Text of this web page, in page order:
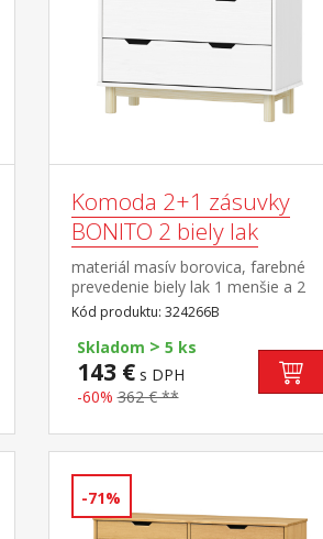
Komoda 2+1 zásuvky
BONITO 2 biely lak
materiál masív borovica, farebné
prevedenie biely lak 1 menšie a 2
väčšie zásuvky s kovovými
pojazdmi
Kód produktu: 324266B
Skladom > 5 ks
143 €s DPH
-60% 362 € **
-71%